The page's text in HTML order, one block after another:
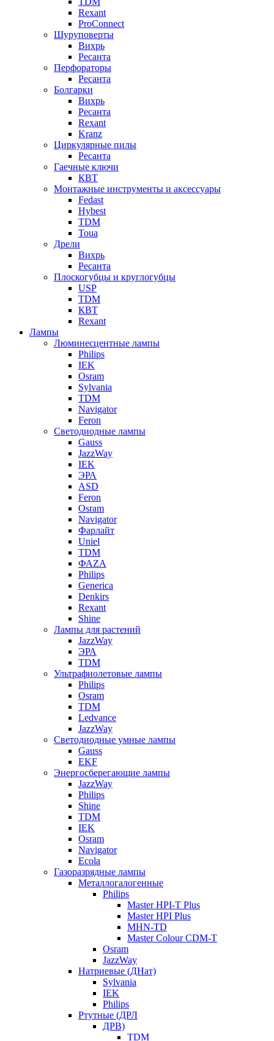
Rexant
ProConnect
Шуруповерты
Вихрь
Ресанта
Перфораторы
Ресанта
Болгарки
Вихрь
Ресанта
Rexant
Kranz
Циркулярные пилы
Ресанта
Гаечные ключи
КВТ
Монтажные инструменты и аксессуары
Fedast
Hybest
TDM
Toua
Дрели
Вихрь
Ресанта
Плоскогубцы и круглогубцы
USP
TDM
КВТ
Rexant
Лампы
Люминесцентные лампы
Philips
IEK
Osram
Sylvania
TDM
Navigator
Feron
Светодиодные лампы
Gauss
JazzWay
IEK
ЭРА
ASD
Feron
Osram
Navigator
Фарлайт
Uniel
TDM
ФАZА
Philips
Generica
Denkirs
Rexant
Shine
Лампы для растений
JazzWay
ЭРА
TDM
Ультрафиолетовые лампы
Philips
Osram
TDM
Ledvance
JazzWay
Светодиодные умные лампы
Gauss
EKF
Энергосберегающие лампы
JazzWay
Philips
Shine
TDM
IEK
Osram
Navigator
Ecola
Газоразрядные лампы
Металлогалогенные
Philips
Master HPI-T Plus
Master HPI Plus
MHN-TD
Master Colour CDM-T
Osram
JazzWay
Натриевые (ДНат)
Sylvania
IEK
Philips
Ртутные (ДРЛ
ДРВ)
TDM